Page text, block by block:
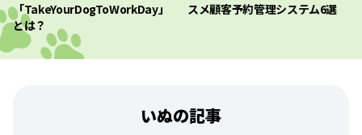
「TakeYourDogToWorkDay」
とは？
スメ顧客予約管理システム6選
いぬの記事